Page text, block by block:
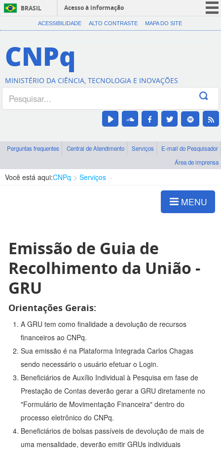
BRASIL
Acesso à informação
CORONAVÍRUS (COVID-19)
Canais
ACESSIBILIDADE ALTO CONTRASTE MAPA DO SITE
CNPq
MINISTÉRIO DA CIÊNCIA, TECNOLOGIA E INOVAÇÕES
Perguntas frequentes Central de Atendimento Serviços
E-mail do Pesquisador
Área de imprensa
Você está aqui:CNPq Serviços
MENU
Emissão de Guia de
Recolhimento da União -
GRU
Orientações Gerais:
A GRU tem como finalidade a devolução de recursos
financeiros ao CNPq.
Sua emissão é na Plataforma Integrada Carlos Chagas
sendo necessário o usuário efetuar o Login.
Beneficiários de Auxílio Individual à Pesquisa em fase de
Prestação de Contas deverão gerar a GRU diretamente no
"Formulário de Movimentação Financeira" dentro do
processo eletrônico do CNPq.
Beneficiários de bolsas passíveis de devolução de mais de
uma mensalidade, deverão emitir GRUs individuais